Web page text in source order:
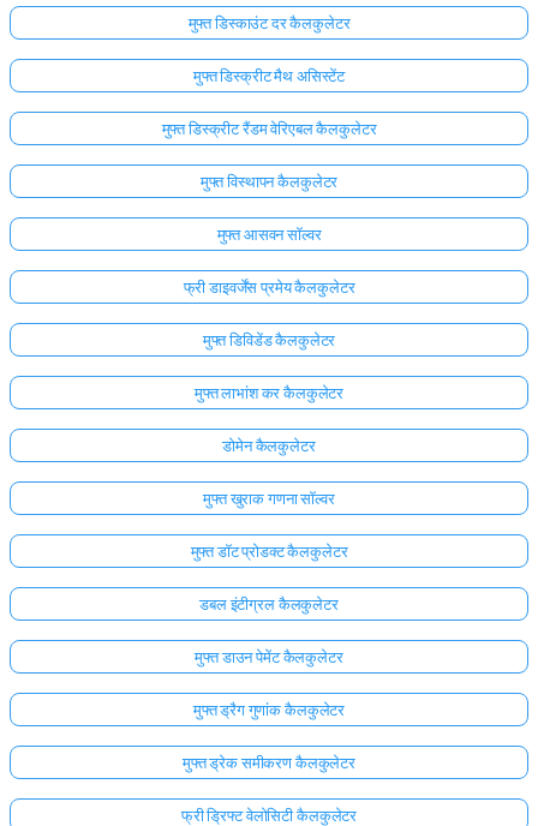
मुफ्त डिस्काउंट दर कैलकुलेटर
मुफ्त डिस्क्रीट मैथ असिस्टेंट
मुफ्त डिस्क्रीट रैंडम वेरिएबल कैलकुलेटर
मुफ्त विस्थापन कैलकुलेटर
मुफ्त आसवन सॉल्वर
फ्री डाइवर्जेंस प्रमेय कैलकुलेटर
मुफ्त डिविडेंड कैलकुलेटर
मुफ्त लाभांश कर कैलकुलेटर
डोमेन कैलकुलेटर
मुफ्त खुराक गणना सॉल्वर
मुफ्त डॉट प्रोडक्ट कैलकुलेटर
डबल इंटीग्रल कैलकुलेटर
मुफ्त डाउन पेमेंट कैलकुलेटर
मुफ्त ड्रैग गुणांक कैलकुलेटर
मुफ्त ड्रेक समीकरण कैलकुलेटर
फ्री ड्रिफ्ट वेलोसिटी कैलकुलेटर